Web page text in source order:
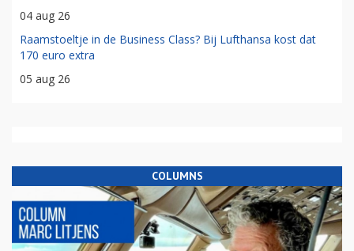
04 aug 26
Raamstoeltje in de Business Class? Bij Lufthansa kost dat
170 euro extra
05 aug 26
COLUMNS